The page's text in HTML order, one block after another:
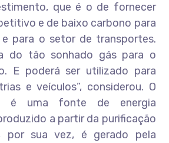
que é o de fornecer
e de baixo carbono para
para o setor de transportes.
do tão sonhado gás para o
E poderá ser utilizado para
e veículos”, considerou. O
é uma fonte de energia
a partir da purificação
por sua vez, é gerado pela